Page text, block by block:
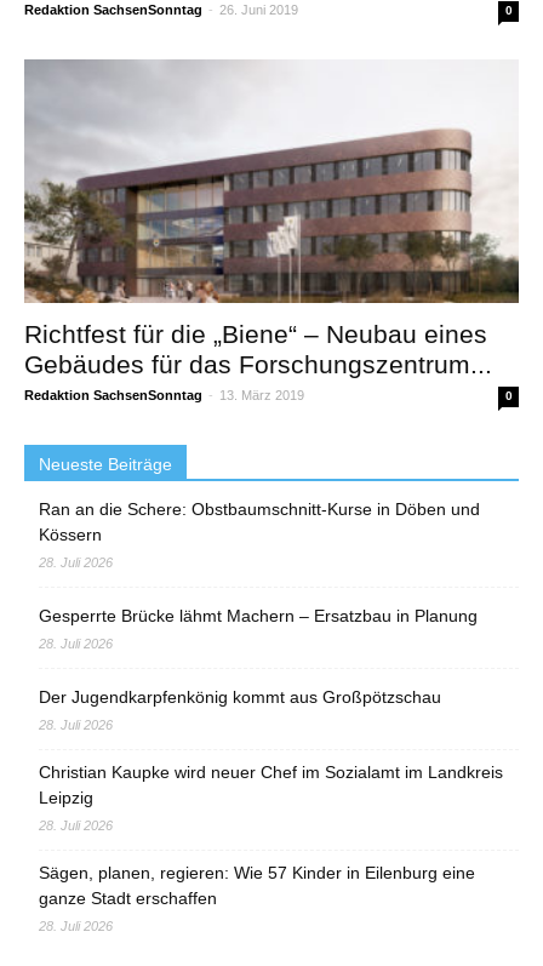
Redaktion SachsenSonntag - 26. Juni 2019 0
Richtfest für die „Biene“ – Neubau eines
Gebäudes für das Forschungszentrum...
Redaktion SachsenSonntag - 13. März 2019 0
Neueste Beiträge
Ran an die Schere: Obstbaumschnitt-Kurse in Döben und
Kössern
28. Juli 2026
Gesperrte Brücke lähmt Machern – Ersatzbau in Planung
28. Juli 2026
Der Jugendkarpfenkönig kommt aus Großpötzschau
28. Juli 2026
Christian Kaupke wird neuer Chef im Sozialamt im Landkreis
Leipzig
28. Juli 2026
Sägen, planen, regieren: Wie 57 Kinder in Eilenburg eine
ganze Stadt erschaffen
28. Juli 2026